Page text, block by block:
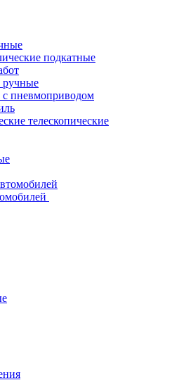
подкатные
ручные
с пневмоприводом
телескопические